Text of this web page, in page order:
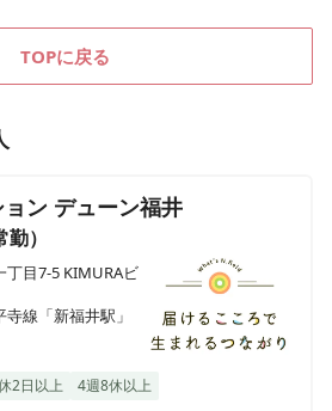
TOPに戻る
ン デューン福井
）
目7-5 KIMURAビ
線「新福井駅」
2日以上
4週8休以上